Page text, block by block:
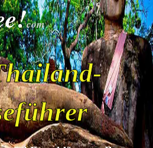
com